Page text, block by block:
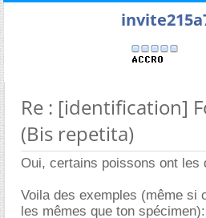
Re : [identification]
(Bis repetita)
Oui, certains poissons ont les
Voila des exemples (même si
les mêmes que ton spécimen):